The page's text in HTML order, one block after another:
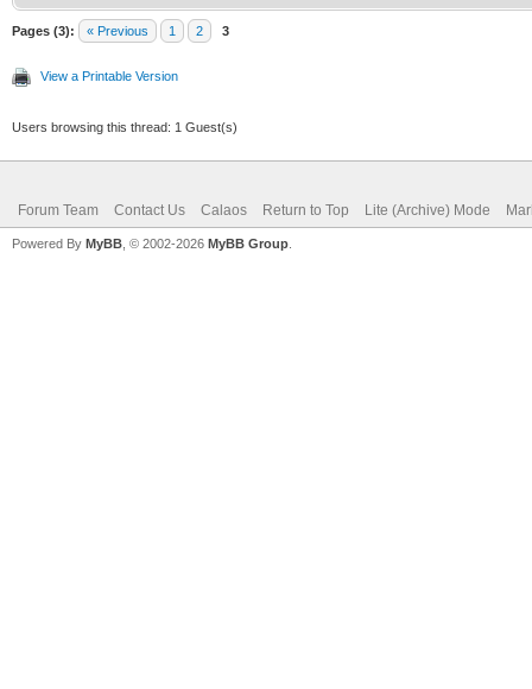
Pages (3): « Previous 1 2 3
View a Printable Version
Users browsing this thread: 1 Guest(s)
Forum Team Contact Us Calaos Return to Top Lite (Archive) Mode
Powered By MyBB , © 2002-2026 MyBB Group